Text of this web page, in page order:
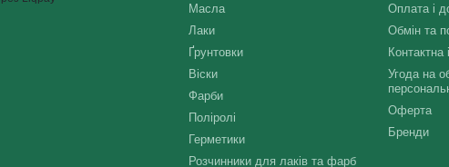
Масла
Лаки
Ґрунтовки
Віски
Фарби
Поліролі
Герметики
Розчинники для лаків та фарб
Оплата і
Обмін та
Контактна
Угода на
Оферта
Бренди